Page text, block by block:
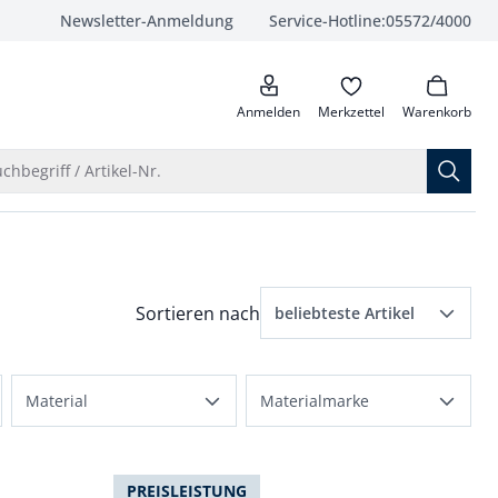
Newsletter-Anmeldung Service-Hotline:05572/4000
anrufen
Anmelden Merkzettel Warenkorb
/ Artikel-Nr.
Menü Sortierung: beliebteste Artikel
Sortieren nach beliebteste Artikel
Preis aufsteigend
Material
Baumwollmix
Materialmarke
PREISLEISTUNG